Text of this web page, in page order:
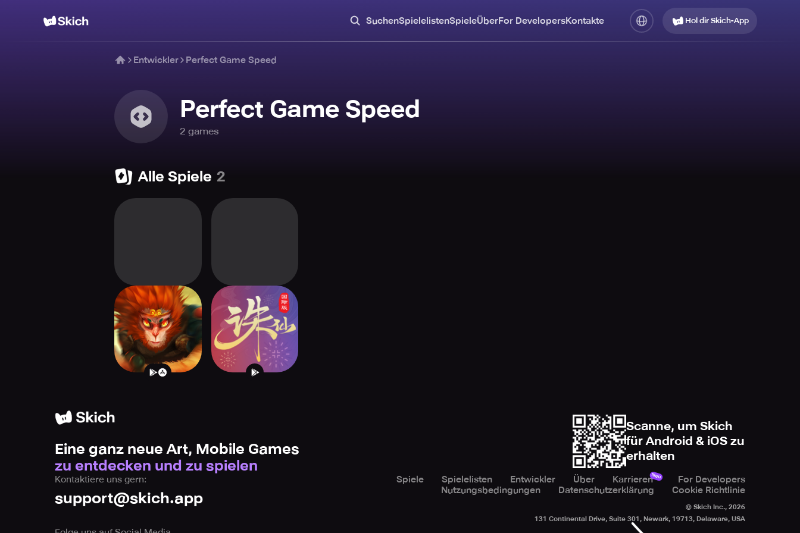
SuchenSpielelistenSpieleÜberFor DevelopersKontakte Hol dir Skich-App
Entwickler Perfect Game Speed
Perfect Game Speed
2 games
Alle Spiele 2
Unruly Heroes
Jade Dynasty-
Global
Eine ganz neue Art, Mobile Games
zu entdecken und zu spielen
Scanne, um Skich
für Android & iOS zu
erhalten
Kontaktiere uns gern:
support@skich.app
Spiele Spielelisten Entwickler Über KarrierenNeu
For Developers
Nutzungsbedingungen
Datenschutzerklärung Cookie Richtlinie
© Skich Inc., 2026
131 Continental Drive, Suite 301, Newark, 19713, Delaware, USA